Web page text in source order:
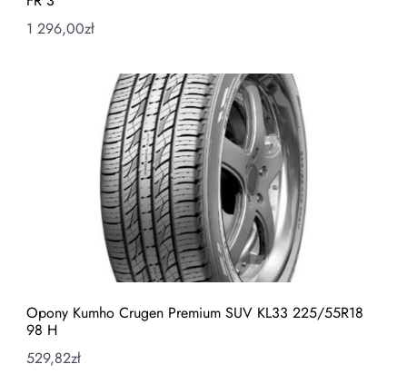
1 296,00zł
Opony Kumho Crugen Premium SUV KL33 225/55R18
98 H
529,82zł